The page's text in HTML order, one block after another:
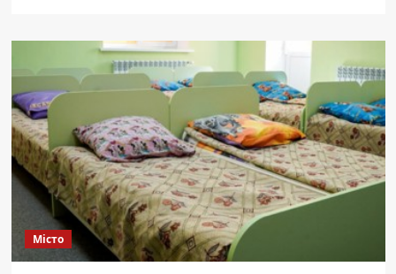
Решетилівкою
вантажівка
врізалася
у
людей
у
лікарні
Місто